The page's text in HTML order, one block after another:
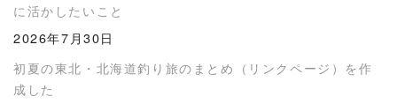
に活かしたいこと
2026年7月30日
初夏の東北・北海道釣り旅のまとめ（リンクページ）を作
成した